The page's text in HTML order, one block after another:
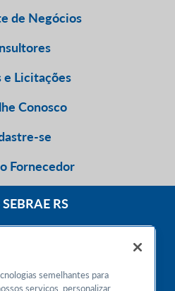
de Negócios
e Licitações
Conosco
se
Fornecedor
RS
24h
semelhantes para
serviços, personalizar